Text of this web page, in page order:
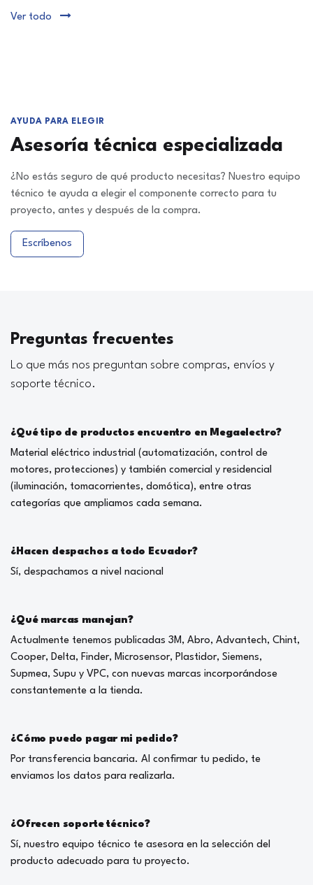
Ver todo
AYUDA PARA ELEGIR
Asesoría técnica especializada
¿No estás seguro de qué producto necesitas? Nuestro equipo
técnico te ayuda a elegir el componente correcto para tu
proyecto, antes y después de la compra.
Escríbenos
Preguntas frecuentes
Lo que más nos preguntan sobre compras, envíos y
soporte técnico.
¿Qué tipo de productos encuentro en Megaelectro?
Material eléctrico industrial (automatización, control de
motores, protecciones) y también comercial y residencial
(iluminación, tomacorrientes, domótica), entre otras
categorías que ampliamos cada semana.
¿Hacen despachos a todo Ecuador?
Sí, despachamos a nivel nacional
¿Qué marcas manejan?
Actualmente tenemos publicadas 3M, Abro, Advantech, Chint,
Cooper, Delta, Finder, Microsensor, Plastidor, Siemens,
Supmea, Supu y VPC, con nuevas marcas incorporándose
constantemente a la tienda.
¿Cómo puedo pagar mi pedido?
Por transferencia bancaria. Al confirmar tu pedido, te
enviamos los datos para realizarla.
¿Ofrecen soporte técnico?
Sí, nuestro equipo técnico te asesora en la selección del
producto adecuado para tu proyecto.